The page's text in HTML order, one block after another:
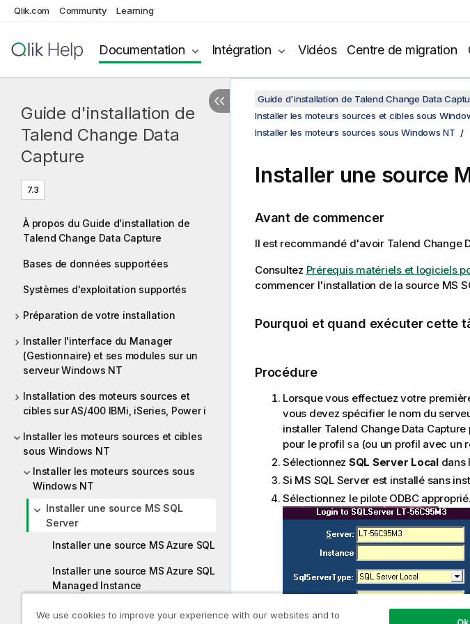
Qlik.com Community Learning
Documentation Intégration Vidéos Centre de migration
Guide d'installation de
Talend Change Data
Capture
7.3
À propos du Guide d'installation de
Talend Change Data Capture
Bases de données supportées
Systèmes d'exploitation supportés
Préparation de votre installation
Installer l'interface du Manager
(Gestionnaire) et ses modules sur un
serveur Windows NT
Installation des moteurs sources et
cibles sur AS/400 IBMi, iSeries, Power i
Installer les moteurs sources et cibles
sous Windows NT
Installer les moteurs sources sous
Windows NT
Installer une source MS SQL
Server
Installer une source MS Azure SQL
Installer une source MS Azure SQL
Managed Instance
Installer une source Oracle
Guide d'installation de Talend Change Data
Installer les moteurs sources et cibles sous
Installer les moteurs sources sous Windows NT
Installer une source
Avant de commencer
Il est recommandé d'avoir Talend Change
Consultez Prérequis matériels et logiciels
commencer l'installation de la source MS
Pourquoi et quand exécuter cette
Procédure
Lorsque vous effectuez votre
vous devez spécifier le nom du
installer Talend Change Data Capture
pour le profil sa (ou un profil avec un
Sélectionnez SQL Server Localdans
Si MS SQL Server est installé sans
Sélectionnez le pilote ODBC approprié.
We use cookies to improve your experience with our websites and to